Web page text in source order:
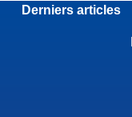
Derniers articles